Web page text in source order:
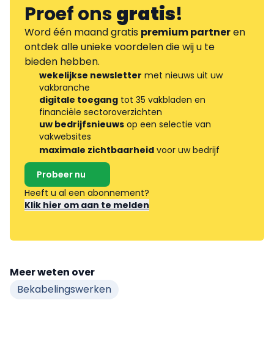
Proef onsgratis!
Word één maand gratis premium partneren
ontdek alle unieke voordelen die wij u te
bieden hebben.
wekelijkse newsletter met nieuws uit uw
vakbranche
digitale toegang tot 35 vakbladen en
financiële sectoroverzichten
uw bedrijfsnieuws op een selectie van
vakwebsites
maximale zichtbaarheid voor uw bedrijf
Probeer nu
Heeft u al een abonnement?
Klik hier om aan te melden
Meer weten over
Bekabelingswerken